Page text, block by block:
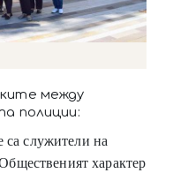
между
полиции:
са служители на
характер